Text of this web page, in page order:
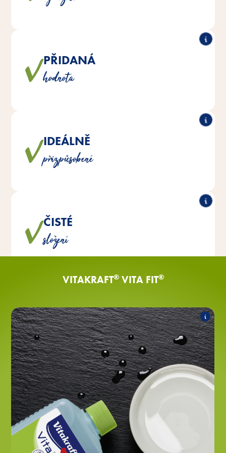
PŘIDANÁ
hodnota
Tyto chutné pochoutky slouží například k posílení
obranyschopnosti organismu.
IDEÁLNĚ
přizpůsobené
Doplňky stravy jsou optimalizovány tak, aby splňovaly
nutriční požadavky vašich hlodavců.
ČISTÉ
složení
jsou vyráběny bez přídavku
umělých barviv a konzervačních látek.
VITAKRAFT®VITA FIT®
Vita Fit
®
NAGER-TRANK
Řada zahrnuje následující produkty:
Vita Fit
®
NAGER-TRANK